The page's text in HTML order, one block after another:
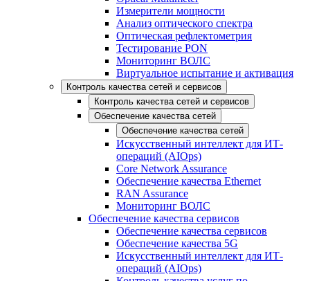
Измерители мощности
Анализ оптического спектра
Оптическая рефлектометрия
Тестирование PON
Мониторинг ВОЛС
Виртуальное испытание и активация
Контроль качества сетей и сервисов
Контроль качества сетей и сервисов
Обеспечение качества сетей
Обеспечение качества сетей
Искусственный интеллект для ИТ-
операций (AIOps)
Core Network Assurance
Обеспечение качества Ethernet
RAN Assurance
Мониторинг ВОЛС
Обеспечение качества сервисов
Обеспечение качества сервисов
Обеспечение качества 5G
Искусственный интеллект для ИТ-
операций (AIOps)